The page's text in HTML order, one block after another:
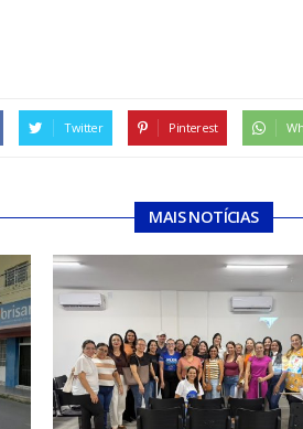
Twitter Pinterest
MAIS NOTÍCIAS